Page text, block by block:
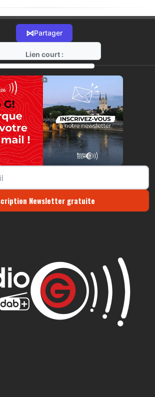
⋈Partager
Lien court :
https://radio-g.fr?13362
⧉
Newsletter gratuite